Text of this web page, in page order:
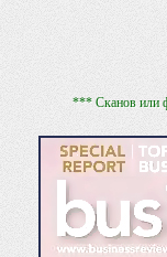
*** Сканов или